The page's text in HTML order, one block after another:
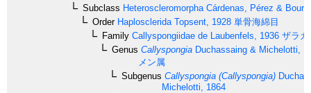
Subclass Heteroscleromorpha Cárdenas, Pérez &
OrderHaplosclerida Topsent, 1928 単骨海綿目
Family Callyspongiidae de Laubenfels, 1936 ザラカ
Genus Callyspongia Duchassaing & Michelotti,
メン属
Subgenus Callyspongia (Callyspongia)
Michelotti, 1864